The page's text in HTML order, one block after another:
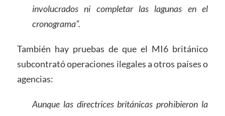
involucrados ni completar las lagunas en el
cronograma”.
También hay pruebas de que el MI6 británico
subcontrató operaciones ilegales a otros países o
agencias:
Aunque las directrices británicas prohibieron la